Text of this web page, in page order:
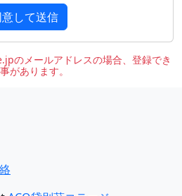
意して送信
のメールアドレスの場合、登録でき
があります。